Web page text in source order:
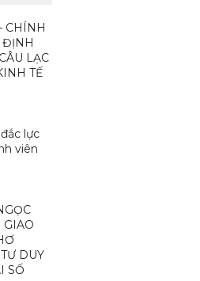
CHÍNH
ĐỊNH
LẠC
TẾ
lực
viên
GIAO
DUY
SỐ